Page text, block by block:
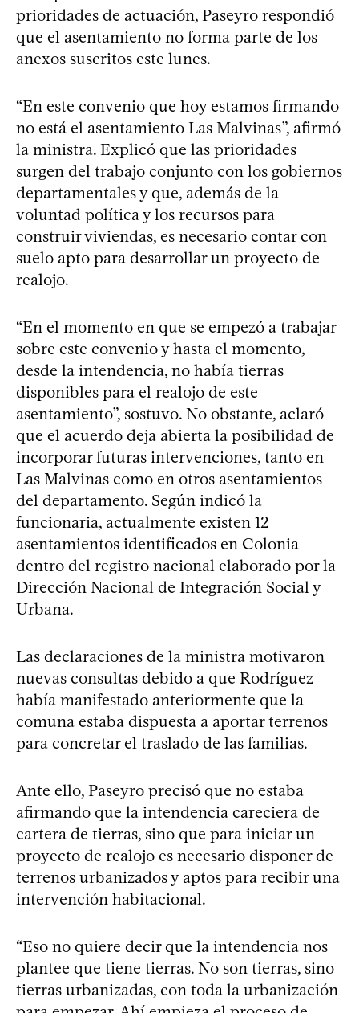
prioridades de actuación, Paseyro respondió
que el asentamiento no forma parte de los
anexos suscritos este lunes.
“En este convenio que hoy estamos firmando
no está el asentamiento Las Malvinas”, afirmó
la ministra. Explicó que las prioridades
surgen del trabajo conjunto con los gobiernos
departamentales y que, además de la
voluntad política y los recursos para
construir viviendas, es necesario contar con
suelo apto para desarrollar un proyecto de
realojo.
“En el momento en que se empezó a trabajar
sobre este convenio y hasta el momento,
desde la intendencia, no había tierras
disponibles para el realojo de este
asentamiento”, sostuvo. No obstante, aclaró
que el acuerdo deja abierta la posibilidad de
incorporar futuras intervenciones, tanto en
Las Malvinas como en otros asentamientos
del departamento. Según indicó la
funcionaria, actualmente existen 12
asentamientos identificados en Colonia
dentro del registro nacional elaborado por la
Dirección Nacional de Integración Social y
Urbana.
Las declaraciones de la ministra motivaron
nuevas consultas debido a que Rodríguez
había manifestado anteriormente que la
comuna estaba dispuesta a aportar terrenos
para concretar el traslado de las familias.
Ante ello, Paseyro precisó que no estaba
afirmando que la intendencia careciera de
cartera de tierras, sino que para iniciar un
proyecto de realojo es necesario disponer de
terrenos urbanizados y aptos para recibir una
intervención habitacional.
“Eso no quiere decir que la intendencia nos
plantee que tiene tierras. No son tierras, sino
tierras urbanizadas, con toda la urbanización